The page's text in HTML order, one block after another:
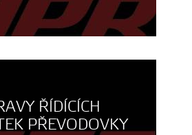
ŘÍDÍCÍCH
PŘEVODOVKY